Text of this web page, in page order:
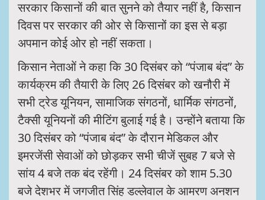
सरकार किसानों की बात सुनने को तैयार नहीं है, किसान
दिवस पर सरकार की ओर से किसानों का इस से बड़ा
अपमान कोई ओर हो नहीं सकता।
किसान नेताओं ने कहा कि 30 दिसंबर को “पंजाब बंद” के
कार्यक्रम की तैयारी के लिए 26 दिसंबर को खनौरी में
सभी ट्रेड यूनियन, सामाजिक संगठनों, धार्मिक संगठनों,
टैक्सी यूनियनों की मीटिंग बुलाई गई है। उन्होंने बताया कि
30 दिसंबर को “पंजाब बंद” के दौरान मेडिकल और
इमरजेंसी सेवाओं को छोड़कर सभी चीजें सुबह 7 बजे से
सांय 4 बजे तक बंद रहेंगी। 24 दिसंबर को शाम 5.30
बजे देशभर में जगजीत सिंह डल्लेवाल के आमरण अनशन